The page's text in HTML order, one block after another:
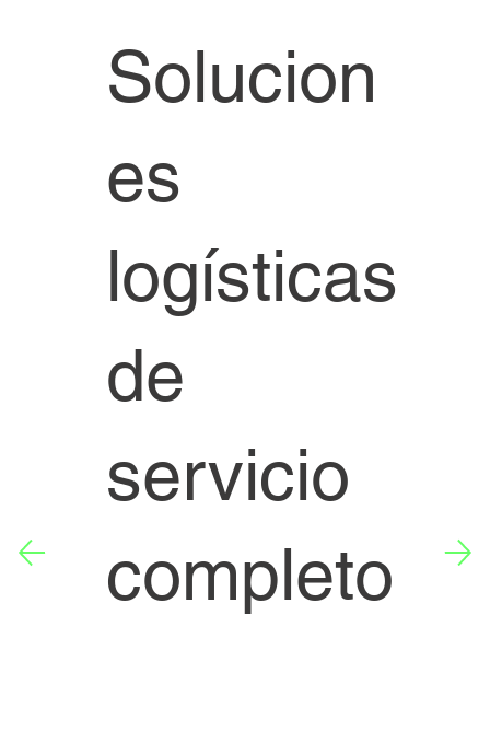
Solucion
es
logísticas
de
servicio
completo